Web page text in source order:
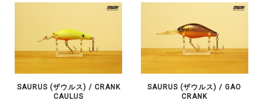
SAURUS (ザウルス) / CRANK
CAULUS
SAURUS (ザウルス) / GAO
CRANK